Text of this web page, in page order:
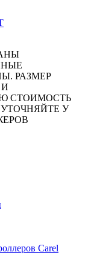
РАЗМЕР
СТОИМОСТЬ
У
Carel